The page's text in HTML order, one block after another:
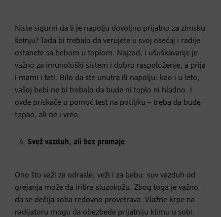
Niste sigurni da li je napolju dovoljno prijatno za zimsku
šetnju? Tada bi trebalo da verujete u svoj osećaj i radije
ostanete sa bebom u toplom. Najzad, i ušuškavanje je
važno za imunološki sistem i dobro raspoloženje, a prija
i mami i tati. Bilo da ste unutra ili napolju: kao i u leto,
vašoj bebi ne bi trebalo da bude ni toplo ni hladno. I
ovde priskače u pomoć test na potiljku – treba da bude
topao, ali ne i vreo.
Svež vazduh, ali bez promaje
Ono što važi za odrasle, veži i za bebu: suv vazduh od
grejanja može da iritira sluzokožu. Zbog toga je važno
da se dečija soba redovno provetrava. Vlažne krpe na
radijatoru mogu da obezbede prijatniju klimu u sobi.